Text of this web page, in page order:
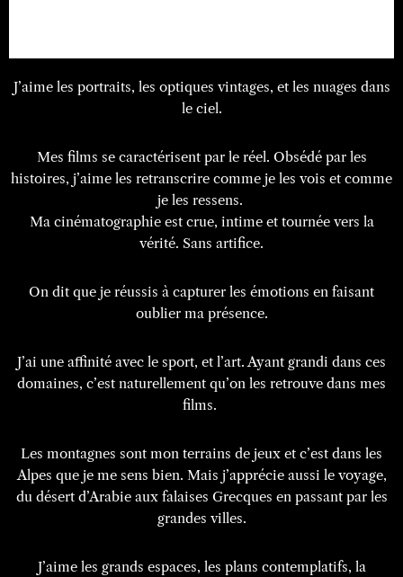
J’aime les portraits, les optiques vintages, et les nuages dans
le ciel.
Mes films se caractérisent par le réel. Obsédé par les
histoires, j’aime les retranscrire comme je les vois et comme
je les ressens.
Ma cinématographie est crue, intime et tournée vers la
vérité. Sans artifice.
On dit que je réussis à capturer les émotions en faisant
oublier ma présence.
J’ai une affinité avec le sport, et l’art. Ayant grandi dans ces
domaines, c’est naturellement qu’on les retrouve dans mes
films.
Les montagnes sont mon terrains de jeux et c’est dans les
Alpes que je me sens bien. Mais j’apprécie aussi le voyage,
du désert d’Arabie aux falaises Grecques en passant par les
grandes villes.
J’aime les grands espaces, les plans contemplatifs, la